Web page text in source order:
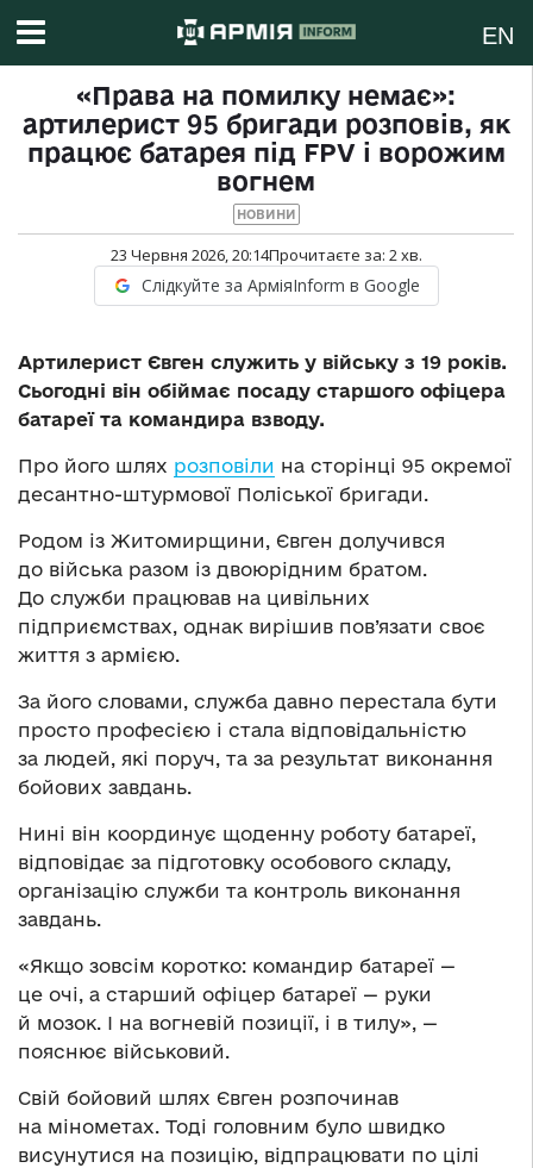
EN
«Права на помилку немає»:
артилерист 95 бригади розповів, як
працює батарея під FPV і ворожим
вогнем
НОВИНИ
23 Червня 2026, 20:14Прочитаєте за: 2хв.
Слідкуйте за АрміяInform в Google
Артилерист Євген служить у війську з 19 років.
Сьогодні він обіймає посаду старшого офіцера
батареї та командира взводу.
Про його шлях розповіли на сторінці 95 окремої
десантно-штурмової Поліської бригади.
Родом із Житомирщини, Євген долучився
до війська разом із двоюрідним братом.
До служби працював на цивільних
підприємствах, однак вирішив пов’язати своє
життя з армією.
За його словами, служба давно перестала бути
просто професією і стала відповідальністю
за людей, які поруч, та за результат виконання
бойових завдань.
Нині він координує щоденну роботу батареї,
відповідає за підготовку особового складу,
організацію служби та контроль виконання
завдань.
«Якщо зовсім коротко: командир батареї —
це очі, а старший офіцер батареї — руки
й мозок. І на вогневій позиції, і в тилу», —
пояснює військовий.
Свій бойовий шлях Євген розпочинав
на мінометах. Тоді головним було швидко
висунутися на позицію, відпрацювати по цілі